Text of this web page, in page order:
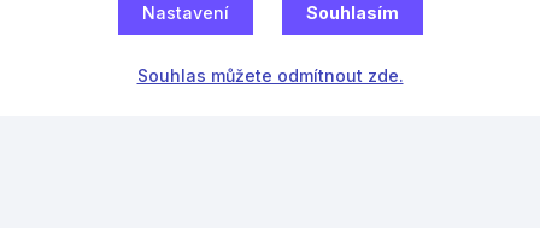
Nastavení Souhlasím
Souhlas můžete odmítnout zde.